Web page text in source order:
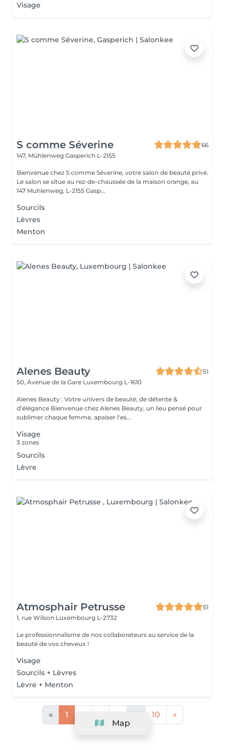
Visage
S comme Séverine
66
147, Mühlenweg Gasperich L-2155
Bienvenue chez S comme Séverine, votre salon de beauté privé.
Le salon se situe au rez-de-chaussée de la maison orange, au
147 Muhlenweg, L-2155 Gasp...
Sourcils
Lèvres
Menton
Alenes Beauty
51
50, Avenue de la Gare Luxembourg L-1610
Alenes Beauty : Votre univers de beauté, de détente &
d'élégance Bienvenue chez Alenes Beauty, un lieu pensé pour
sublimer chaque femme, apaiser l'es...
Visage
3 zones
Sourcils
Lèvre
Atmosphair Petrusse
51
1, rue Wilson Luxembourg L-2732
Le professionnalisme de nos collaborateurs au service de la
beauté de vos cheveux !
Visage
Sourcils + Lèvres
Lèvre + Menton
« 1 2 3 4 10
»
Map